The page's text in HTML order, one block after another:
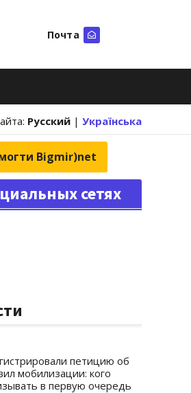
Почта
Русский | Українська
Bigmir)net
сетях
петицию об
мобилизации: кого
в первую очередь